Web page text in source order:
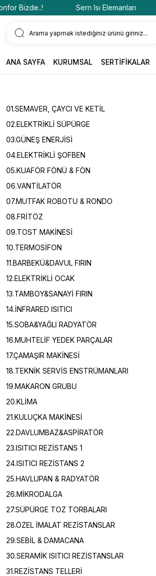
Bizde..! Sern Isı Elemanları
ANA SAYFA KURUMSAL SERTİFİKALAR
01.SEMAVER, ÇAYCI VE KETİL
02.ELEKTRİKLİ SÜPÜRGE
03.GÜNEŞ ENERJİSİ
04.ELEKTRİKLİ ŞOFBEN
05.KUAFÖR FÖNÜ & FÖN
06.VANTİLATÖR
07.MUTFAK ROBOTU & RONDO
08.FRİTÖZ
09.TOST MAKİNESİ
10.TERMOSİFON
11.BARBEKÜ&DAVUL FIRIN
12.ELEKTRİKLİ OCAK
13.TAMBOY&SANAYİ FIRIN
14.İNFRARED ISITICI
15.SOBA&YAĞLI RADYATÖR
16.MUHTELİF YEDEK PARÇALAR
17.ÇAMAŞIR MAKİNESİ
18.TEKNİK SERVİS ENSTRÜMANLARI
19.MAKARON GRUBU
20.KLİMA
21.KULUÇKA MAKİNESİ
22.DAVLUMBAZ&ASPİRATÖR
23.ISITICI REZİSTANS 1
24.ISITICI REZİSTANS 2
25.HAVLUPAN & RADYATÖR
26.MİKRODALGA
27.SÜPÜRGE TOZ TORBALARI
28.ÖZEL İMALAT REZİSTANSLAR
29.SEBİL & DAMACANA
30.SERAMİK ISITICI REZİSTANSLAR
31.REZİSTANS TELLERİ